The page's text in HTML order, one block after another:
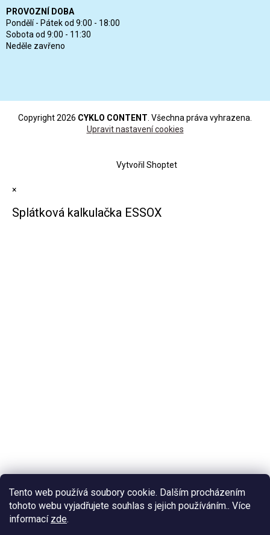
Tento web používá soubory cookie. Dalším procházením
tohoto webu vyjadřujete souhlas s jejich používáním.. Více
informací zde.
PROVOZNÍ DOBA
Pondělí - Pátek od 9:00 - 18:00
Sobota od 9:00 - 11:30
Neděle zavřeno
Vytvořil Shoptet
Copyright 2026 CYKLO CONTENT . Všechna práva vyhrazena.
Upravit nastavení cookies
×
Splátková kalkulačka ESSOX